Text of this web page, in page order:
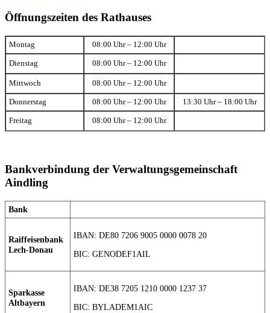
Öffnungszeiten des Rathauses
Montag 08:00 Uhr – 12:00 Uhr
Dienstag 08:00 Uhr – 12:00 Uhr
Mittwoch 08:00 Uhr – 12:00 Uhr
Donnerstag 08:00 Uhr – 12:00 Uhr 13:30 Uhr – 18:00 Uhr
Freitag 08:00 Uhr – 12:00 Uhr
Bankverbindung der Verwaltungsgemeinschaft
Aindling
Bank
Raiffeisenbank
Lech-Donau
IBAN: DE80 7206 9005 0000 0078 20
BIC: GENODEF1AIL
Sparkasse
Altbayern
IBAN: DE38 7205 1210 0000 1237 37
BIC: BYLADEM1AIC